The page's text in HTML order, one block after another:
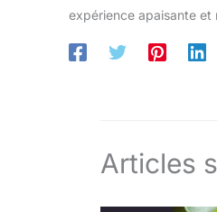
expérience apaisante et
Articles